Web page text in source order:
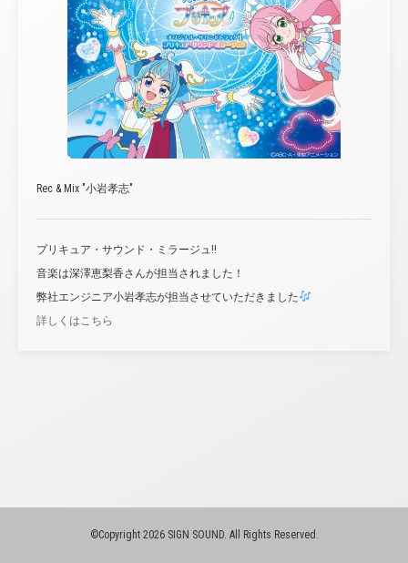
Rec & Mix "小岩孝志"
プリキュア・サウンド・ミラージュ!!
音楽は深澤恵梨香さんが担当されました！
弊社エンジニア小岩孝志が担当させていただきました
詳しくはこちら
©Copyright 2026 SIGN SOUND. All Rights Reserved.